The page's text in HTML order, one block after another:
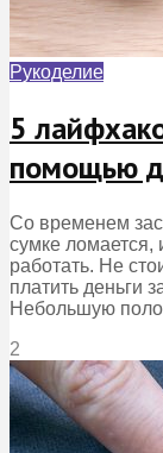
Рукоделие
5
помощью
Со временем
сумке ломается,
работать. Не
платить деньги
Небольшую
2